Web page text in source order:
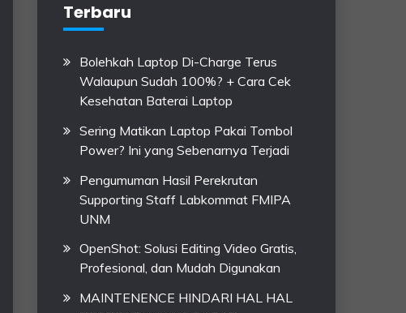
Terbaru
Bolehkah Laptop Di-Charge Terus
Walaupun Sudah 100%? + Cara Cek
Kesehatan Baterai Laptop
Sering Matikan Laptop Pakai Tombol
Power? Ini yang Sebenarnya Terjadi
Pengumuman Hasil Perekrutan
Supporting Staff Labkommat FMIPA
UNM
OpenShot: Solusi Editing Video Gratis,
Profesional, dan Mudah Digunakan
MAINTENENCE HINDARI HAL HAL